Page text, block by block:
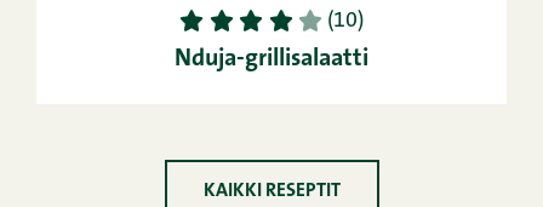
1 2 3 4 5 (10)
Nduja-grillisalaatti
KAIKKI RESEPTIT